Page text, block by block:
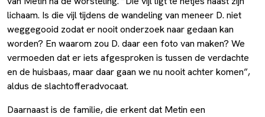
lichaam. Is die vijl tijdens de wandeling van meneer D. niet
weggegooid zodat er nooit onderzoek naar gedaan kan
worden? En waarom zou D. daar een foto van maken? We
vermoeden dat er iets afgesproken is tussen de verdachte
en de huisbaas, maar daar gaan we nu nooit achter komen”,
aldus de slachtofferadvocaat.
Daarnaast is de familie, die erkent dat Metin een